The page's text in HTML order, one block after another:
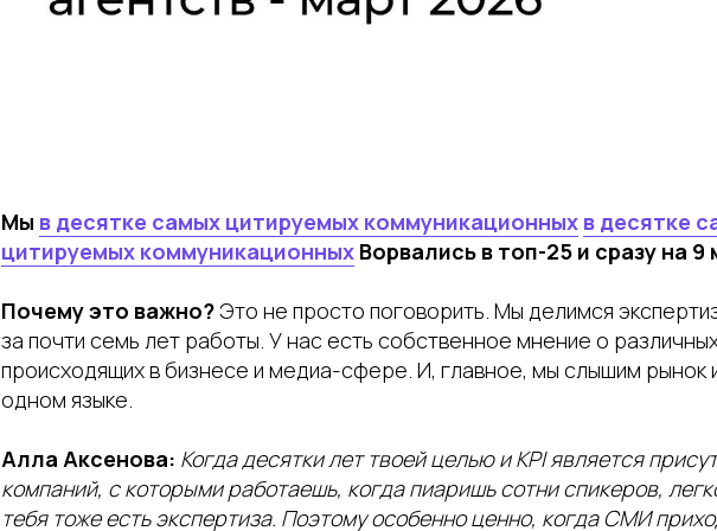
Мы в десятке самых цитируемых коммуникационных в десятке
цитируемых коммуникационных Ворвались в топ-25 и сразу на 9
Почему это важно?Это не просто поговорить. Мы делимся
за почти семь лет работы. У нас есть собственное мнение о
происходящих в бизнесе и медиа-сфере. И, главное, мы слышим рынок
одном языке.
Алла Аксенова: Когда десятки лет твоей целью и KPI является
компаний, с которыми работаешь, когда пиаришь сотни спикеров,
тебя тоже есть экспертиза. Поэтому особенно ценно, когда СМИ